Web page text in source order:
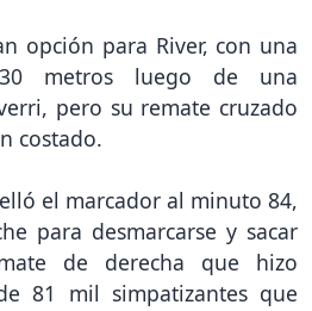
opción para River, con una
metros luego de una
pero su remate cruzado
costado.
el marcador al minuto 84,
para desmarcarse y sacar
de derecha que hizo
81 mil simpatizantes que